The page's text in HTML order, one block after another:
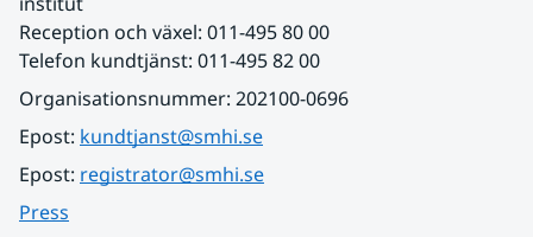
Reception och växel: 011-495 80 00
Telefon kundtjänst: 011-495 82 00
Organisationsnummer: 202100-0696
Epost: kundtjanst@smhi.se
Epost: registrator@smhi.se
Press